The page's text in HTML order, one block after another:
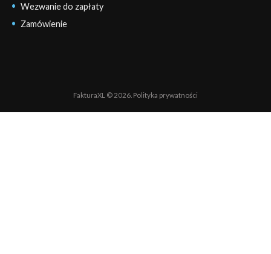
Wezwanie do zapłaty
Zamówienie
FakturaXL © 2026. Polityka prywatności